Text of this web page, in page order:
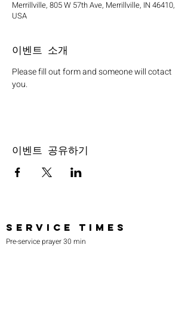
Merrillville, 805 W 57th Ave, Merrillville, IN 46410,
USA
이벤트 소개
Please fill out form and someone will cotact
you.
이벤트 공유하기
SERVICE TIMES
Pre-service prayer 30 min